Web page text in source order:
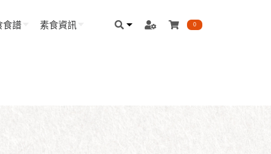
食譜 素食資訊 0